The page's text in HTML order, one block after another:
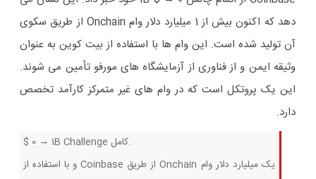
دهد که اکنون بیش از 1 میلیارد دلار وام Onchain از طریق سکوی
آن تولید شده است. این وام ها با استفاده از بیت کوین به عنوان
وثیقه ایمن و از فناوری از آزمایشگاه های مورفو تأمین می شوند.
این یک پروتکل است که در وام های غیر متمرکز کارآمد تخصص
دارد.
$ 0 → 1B Challenge کامل.
یک میلیارد دلار وام Onchain از طریق Coinbase و با استفاده از